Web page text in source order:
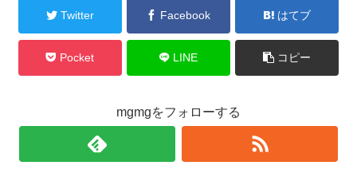
Twitter Facebook はてブ
Pocket LINE コピー
mgmgをフォローする